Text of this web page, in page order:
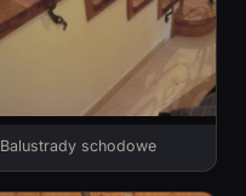
Balustrady schodowe